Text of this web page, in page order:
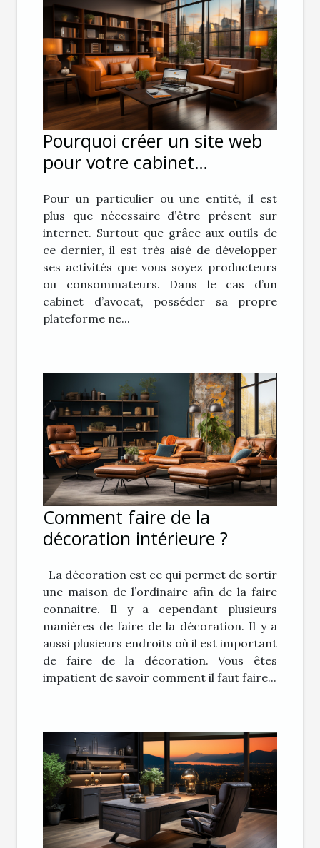
Pourquoi créer un site web
pour votre cabinet
Pour un particulier ou une entité, il est
plus que nécessaire d’être présent sur
internet. Surtout que grâce aux outils de
ce dernier, il est très aisé de développer
ses activités que vous soyez producteurs
ou consommateurs. Dans le cas d’un
cabinet d’avocat, posséder sa propre
plateforme ne...
Comment faire de la
décoration intérieure ?
La décoration est ce qui permet de sortir
une maison de l’ordinaire afin de la faire
connaitre. Il y a cependant plusieurs
manières de faire de la décoration. Il y a
aussi plusieurs endroits où il est important
de faire de la décoration. Vous êtes
impatient de savoir comment il faut faire...